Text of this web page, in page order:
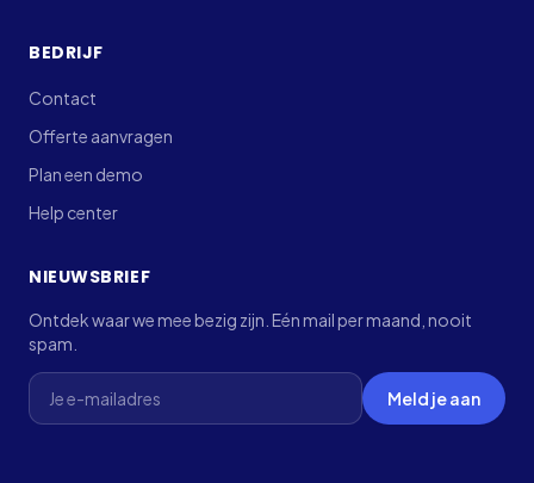
BEDRIJF
Contact
Offerte aanvragen
Plan een demo
Help center
NIEUWSBRIEF
Ontdek waar we mee bezig zijn. Eén mail per maand, nooit
spam.
Laat dit veld leeg
Meld je aan